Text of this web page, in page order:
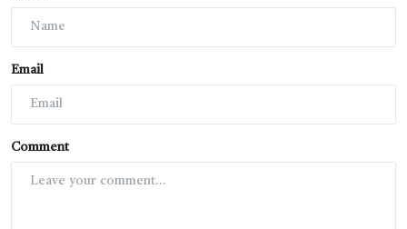
Email
Comment